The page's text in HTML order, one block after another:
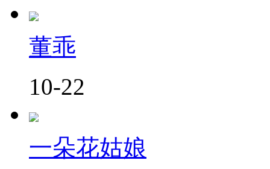
董乖
10-22
一朵花姑娘